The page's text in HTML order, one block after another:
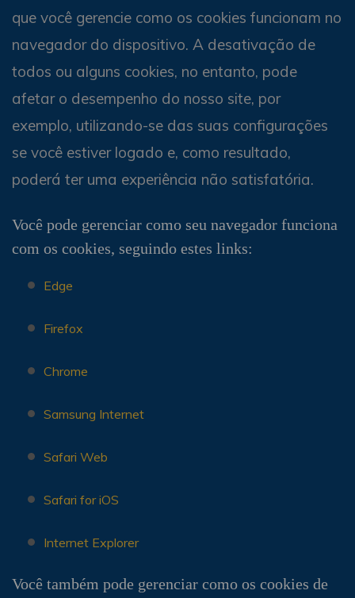
que você gerencie como os cookies funcionam no
navegador do dispositivo. A desativação de
todos ou alguns cookies, no entanto, pode
afetar o desempenho do nosso site, por
exemplo, utilizando-se das suas configurações
se você estiver logado e, como resultado,
poderá ter uma experiência não satisfatória.
Você pode gerenciar como seu navegador funciona
com os cookies, seguindo estes links:
Edge
Firefox
Chrome
Samsung Internet
Safari Web
Safari for iOS
Internet Explorer
Você também pode gerenciar como os cookies de